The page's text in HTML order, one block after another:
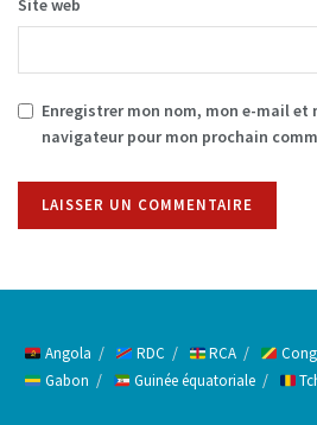
Site web
Enregistrer mon nom, mon e-mail et
navigateur pour mon prochain
Angola RDC RCA
Gabon
Guinée équatoriale